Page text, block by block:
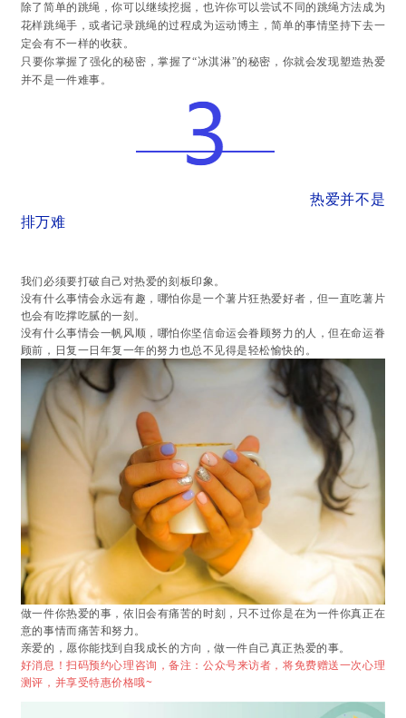
除了简单的跳绳，你可以继续挖掘，也许你可以尝试不同的跳绳方法成为
花样跳绳手，或者记录跳绳的过程成为运动博主，简单的事情坚持下去一
定会有不一样的收获。
只要你掌握了强化的秘密，掌握了“冰淇淋”的秘密，你就会发现塑造热爱
并不是一件难事。
热爱并不是
排万难
我们必须要打破自己对热爱的刻板印象。
没有什么事情会永远有趣，哪怕你是一个薯片狂热爱好者，但一直吃薯片
也会有吃撑吃腻的一刻。
没有什么事情会一帆风顺，哪怕你坚信命运会眷顾努力的人，但在命运眷
顾前，日复一日年复一年的努力也总不见得是轻松愉快的。
做一件你热爱的事，依旧会有痛苦的时刻，只不过你是在为一件你真正在
意的事情而痛苦和努力。
亲爱的，愿你能找到自我成长的方向，做一件自己真正热爱的事。
好消息！扫码预约心理咨询，备注：公众号来访者，将免费赠送一次心理
测评，并享受特惠价格哦~